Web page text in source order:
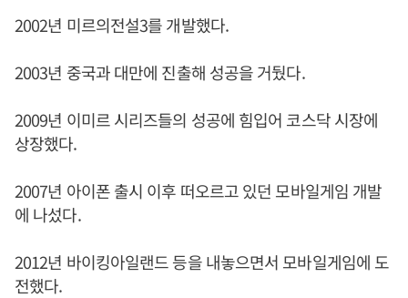
2002년 미르의전설3를 개발했다.
2003년 중국과 대만에 진출해 성공을 거뒀다.
2009년 이미르 시리즈들의 성공에 힘입어 코스닥 시장에
상장했다.
2007년 아이폰 출시 이후 떠오르고 있던 모바일게임 개발
에 나섰다.
2012년 바이킹아일랜드 등을 내놓으면서 모바일게임에 도
전했다.